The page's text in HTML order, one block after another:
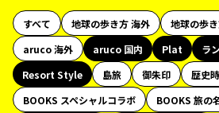
すべて 地球の歩き方 海外
地球の歩
aruco 海外
aruco 国内 Plat
ラ
Resort Style
島旅 御朱印 歴史
BOOKS スペシャルコラボ
BOOKS 旅の